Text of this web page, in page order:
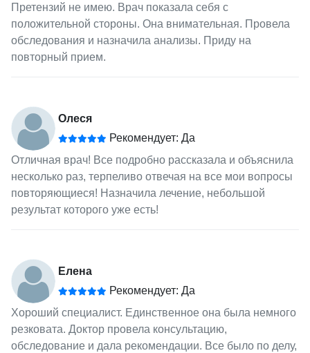
Претензий не имею. Врач показала себя с
положительной стороны. Она внимательная. Провела
обследования и назначила анализы. Приду на
повторный прием.
Олеся
Рекомендует: Да
Отличная врач! Все подробно рассказала и объяснила
несколько раз, терпеливо отвечая на все мои вопросы
повторяющиеся! Назначила лечение, небольшой
результат которого уже есть!
Елена
Рекомендует: Да
Хороший специалист. Единственное она была немного
резковата. Доктор провела консультацию,
обследование и дала рекомендации. Все было по делу,